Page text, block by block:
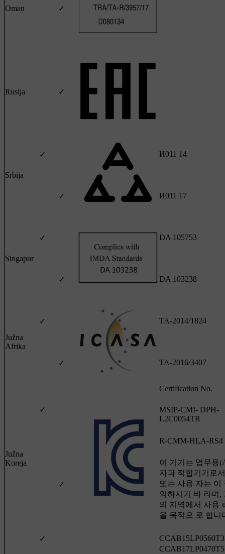
Oman ✓
Rusija ✓
Srbija
✓ И011 14
✓ И011 17
Singapur
✓ DA 105753
✓ DA 103238
Južna
Afrika
✓ TA-2014/1824
✓ TA-2016/3407
Južna
Koreja
✓
Certification No.
MSIP-CMI- DPH-
L2C0054TR
✓
R-CMM-HLA-RS4
이 기기는 업무용
자파 적합기기로
또는 사용 자는 이
의하시기 바 라며,
의 지역에서 사용
을 목적으 로 합니
✓ CCAB15LP0560T3
CCAB17LP0470T5